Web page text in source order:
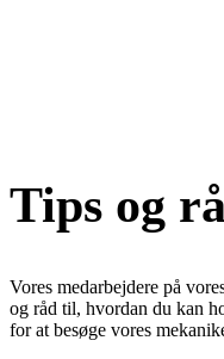
Tips og
Vores medarbejdere på
og råd til, hvordan du kan
for at besøge vores